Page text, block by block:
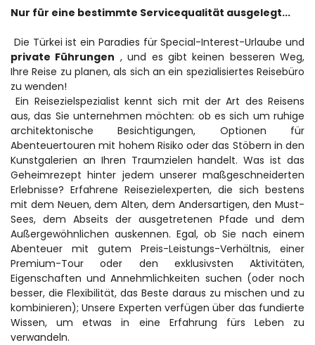
Nur für eine bestimmte Servicequalität ausgelegt...
private Führungen , und es gibt keinen besseren Weg,
Ihre Reise zu planen, als sich an ein spezialisiertes Reisebüro
zu wenden!
Ein Reisezielspezialist kennt sich mit der Art des Reisens
aus, das Sie unternehmen möchten: ob es sich um ruhige
architektonische Besichtigungen, Optionen für
Abenteuertouren mit hohem Risiko oder das Stöbern in den
Kunstgalerien an Ihren Traumzielen handelt. Was ist das
Geheimrezept hinter jedem unserer maßgeschneiderten
Erlebnisse? Erfahrene Reisezielexperten, die sich bestens
mit dem Neuen, dem Alten, dem Andersartigen, den Must-
Sees, dem Abseits der ausgetretenen Pfade und dem
Außergewöhnlichen auskennen. Egal, ob Sie nach einem
Abenteuer mit gutem Preis-Leistungs-Verhältnis, einer
Premium-Tour oder den exklusivsten Aktivitäten,
Eigenschaften und Annehmlichkeiten suchen (oder noch
besser, die Flexibilität, das Beste daraus zu mischen und zu
kombinieren); Unsere Experten verfügen über das fundierte
Wissen, um etwas in eine Erfahrung fürs Leben zu
verwandeln.